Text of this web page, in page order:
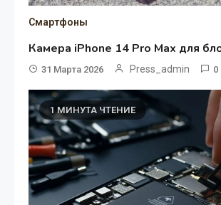
Смартфоны
Камера iPhone 14 Pro Max для
31 Марта 2026 Press_admin 0
1 МИНУТА ЧТЕНИЕ